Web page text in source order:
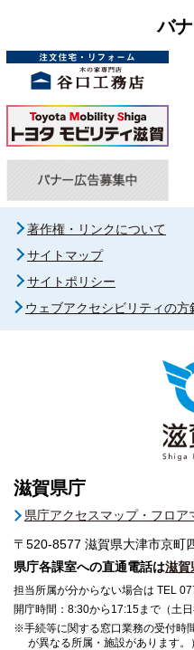
バ
著作権・リンクについて
サイトマップ
サイトポリシー
ウェブアクセシビリティの方
滋賀県庁
県庁アクセスマップ・フロア
〒520-8577 滋賀県大津市京町
県庁各課室への直通電話は滋賀
担当所属が分からない場合は TEL
開庁時間：8:30から17:15まで（土
※手続等に関する窓口業務の受付時
が異なる所属・施設があります。）